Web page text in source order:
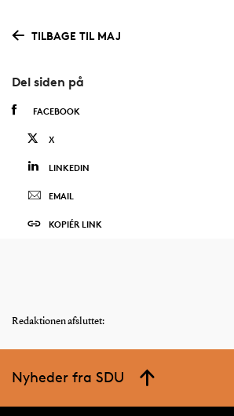
TILBAGE TIL MAJ
Del siden på
FACEBOOK
X
LINKEDIN
EMAIL
KOPIÉR LINK
Redaktionen afsluttet:
Nyheder fra SDU